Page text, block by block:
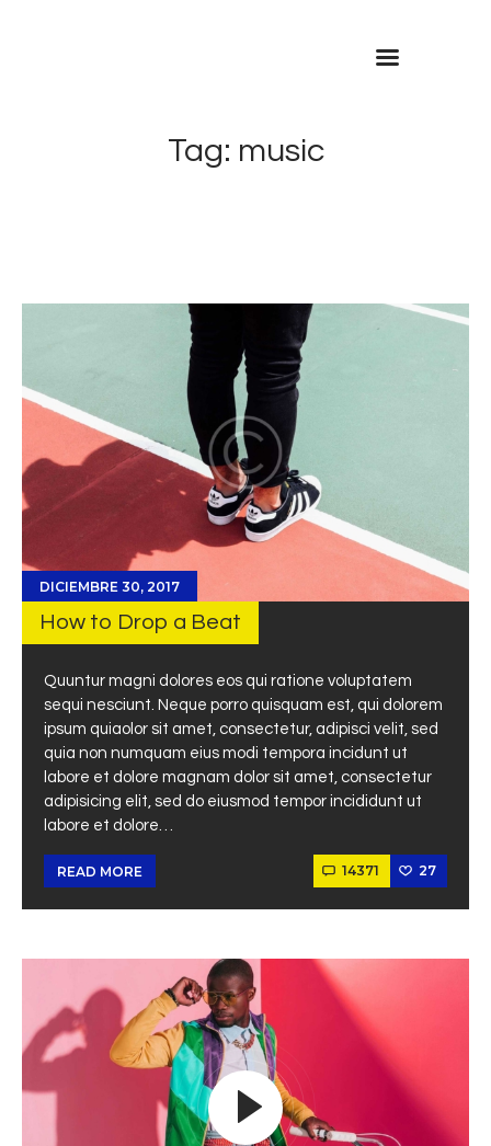
Tag: music
DICIEMBRE 30, 2017
How to Drop a Beat
Quuntur magni dolores eos qui ratione voluptatem
sequi nesciunt. Neque porro quisquam est, qui dolorem
ipsum quiaolor sit amet, consectetur, adipisci velit, sed
quia non numquam eius modi tempora incidunt ut
labore et dolore magnam dolor sit amet, consectetur
adipisicing elit, sed do eiusmod tempor incididunt ut
labore et dolore…
READ MORE 14371 27